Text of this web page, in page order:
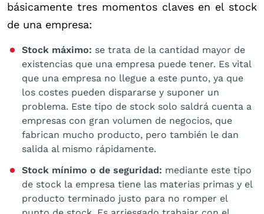
básicamente tres momentos claves en el stock
de una empresa:
Stock máximo: se trata de la cantidad mayor de
existencias que una empresa puede tener. Es vital
que una empresa no llegue a este punto, ya que
los costes pueden dispararse y suponer un
problema. Este tipo de stock solo saldrá cuenta a
empresas con gran volumen de negocios, que
fabrican mucho producto, pero también le dan
salida al mismo rápidamente.
Stock mínimo o de seguridad: mediante este tipo
de stock la empresa tiene las materias primas y el
producto terminado justo para no romper el